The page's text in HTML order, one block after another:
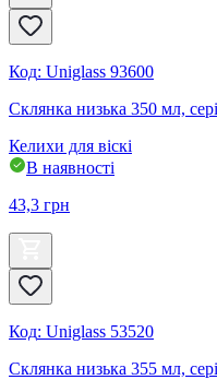
Код: Uniglass 93600
Склянка низька 350 мл,
Келихи для віскі
В наявності
43,3 грн
Код: Uniglass 53520
Склянка низька 355 мл,